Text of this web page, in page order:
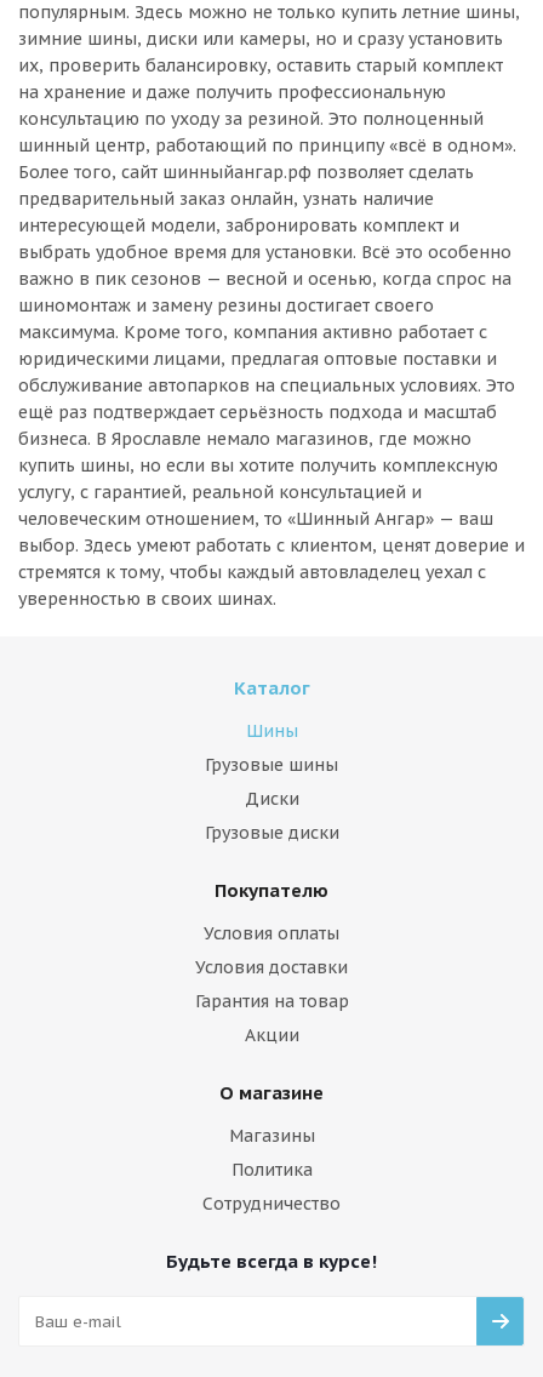
популярным. Здесь можно не только купить летние шины,
зимние шины, диски или камеры, но и сразу установить
их, проверить балансировку, оставить старый комплект
на хранение и даже получить профессиональную
консультацию по уходу за резиной. Это полноценный
шинный центр, работающий по принципу «всё в одном».
Более того, сайт шинныйангар.рф позволяет сделать
предварительный заказ онлайн, узнать наличие
интересующей модели, забронировать комплект и
выбрать удобное время для установки. Всё это особенно
важно в пик сезонов — весной и осенью, когда спрос на
шиномонтаж и замену резины достигает своего
максимума. Кроме того, компания активно работает с
юридическими лицами, предлагая оптовые поставки и
обслуживание автопарков на специальных условиях. Это
ещё раз подтверждает серьёзность подхода и масштаб
бизнеса. В Ярославле немало магазинов, где можно
купить шины, но если вы хотите получить комплексную
услугу, с гарантией, реальной консультацией и
человеческим отношением, то «Шинный Ангар» — ваш
выбор. Здесь умеют работать с клиентом, ценят доверие и
стремятся к тому, чтобы каждый автовладелец уехал с
уверенностью в своих шинах.
Каталог
Шины
Грузовые шины
Диски
Грузовые диски
Покупателю
Условия оплаты
Условия доставки
Гарантия на товар
Акции
О магазине
Магазины
Политика
Сотрудничество
Будьте всегда в курсе!